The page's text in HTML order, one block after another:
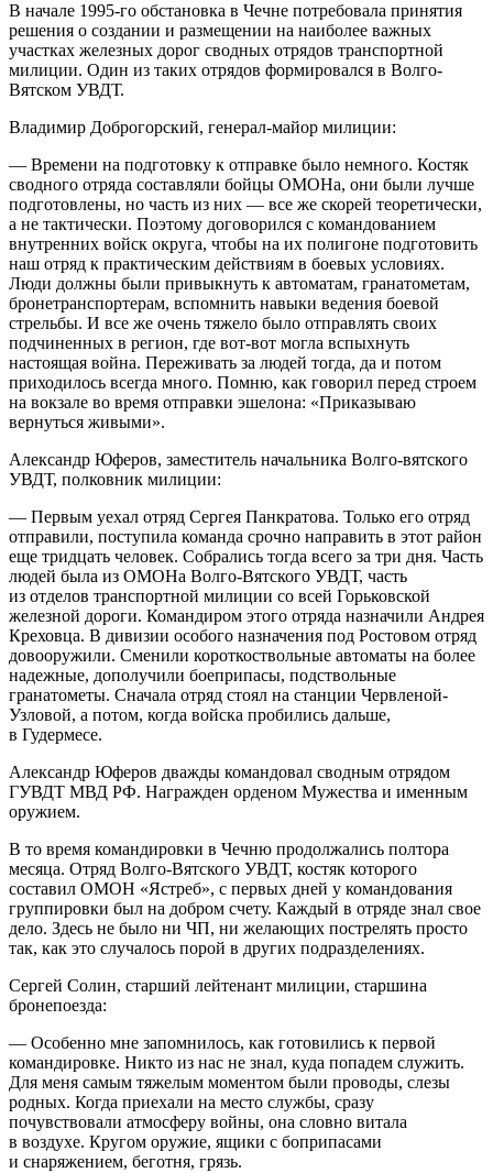
В начале 1995-го обстановка в Чечне потребовала принятия
решения о создании и размещении на наиболее важных
участках железных дорог сводных отрядов транспортной
милиции. Один из таких отрядов формировался в Волго-
Вятском УВДТ.
Владимир Доброгорский, генерал-майор милиции:
— Времени на подготовку к отправке было немного. Костяк
сводного отряда составляли бойцы ОМОНа, они были лучше
подготовлены, но часть из них — все же скорей теоретически,
а не тактически. Поэтому договорился с командованием
внутренних войск округа, чтобы на их полигоне подготовить
наш отряд к практическим действиям в боевых условиях.
Люди должны были привыкнуть к автоматам, гранатометам,
бронетранспортерам, вспомнить навыки ведения боевой
стрельбы. И все же очень тяжело было отправлять своих
подчиненных в регион, где вот-вот могла вспыхнуть
настоящая война. Переживать за людей тогда, да и потом
приходилось всегда много. Помню, как говорил перед строем
на вокзале во время отправки эшелона: «Приказываю
вернуться живыми».
Александр Юферов, заместитель начальника Волго-вятского
УВДТ, полковник милиции:
— Первым уехал отряд Сергея Панкратова. Только его отряд
отправили, поступила команда срочно направить в этот район
еще тридцать человек. Собрались тогда всего за три дня. Часть
людей была из ОМОНа Волго-Вятского УВДТ, часть
из отделов транспортной милиции со всей Горьковской
железной дороги. Командиром этого отряда назначили Андрея
Креховца. В дивизии особого назначения под Ростовом отряд
довооружили. Сменили короткоствольные автоматы на более
надежные, дополучили боеприпасы, подствольные
гранатометы. Сначала отряд стоял на станции Червленой-
Узловой, а потом, когда войска пробились дальше,
в Гудермесе.
Александр Юферов дважды командовал сводным отрядом
ГУВДТ МВД РФ. Награжден орденом Мужества и именным
оружием.
В то время командировки в Чечню продолжались полтора
месяца. Отряд Волго-Вятского УВДТ, костяк которого
составил ОМОН «Ястреб», с первых дней у командования
группировки был на добром счету. Каждый в отряде знал свое
дело. Здесь не было ни ЧП, ни желающих пострелять просто
так, как это случалось порой в других подразделениях.
Сергей Солин, старший лейтенант милиции, старшина
бронепоезда:
— Особенно мне запомнилось, как готовились к первой
командировке. Никто из нас не знал, куда попадем служить.
Для меня самым тяжелым моментом были проводы, слезы
родных. Когда приехали на место службы, сразу
почувствовали атмосферу войны, она словно витала
в воздухе. Кругом оружие, ящики с боприпасами
и снаряжением, беготня, грязь.